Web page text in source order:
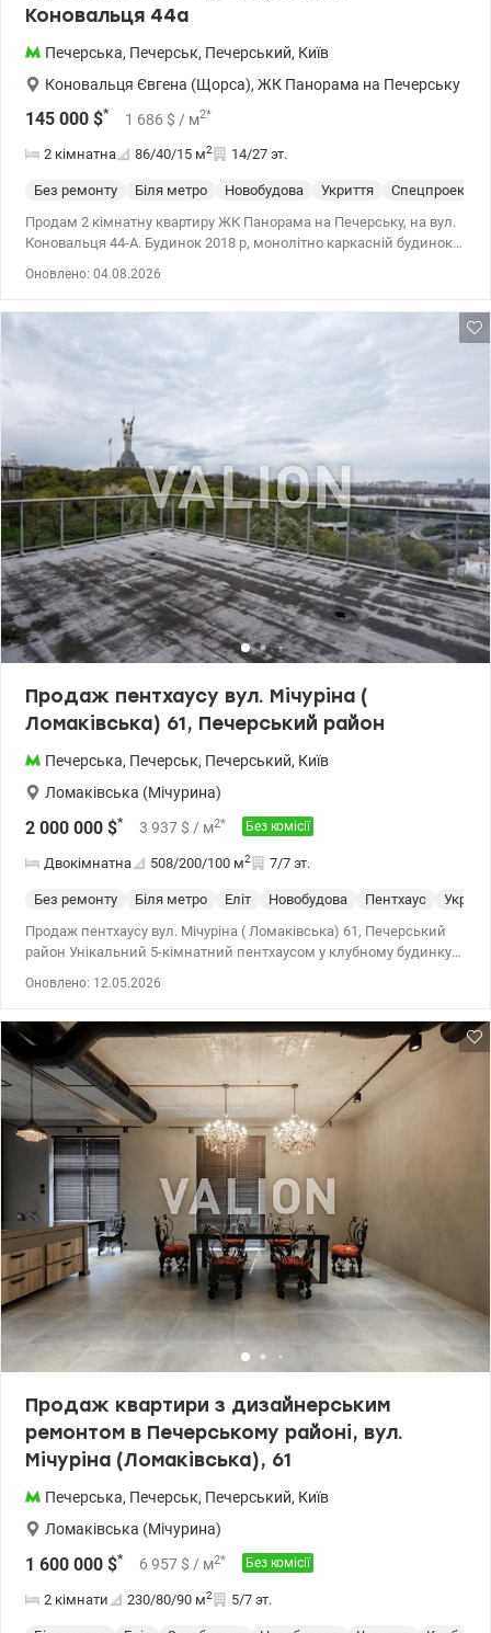
Коновальця 44а
Печерська, Печерськ, Печерський, Київ
Коновальця Євгена (Щорса), ЖК Панорама на Печерську
145 000 $* 1 686 $ / м2*
2 кімнатна 86/40/15 м2 14/27 эт.
Без ремонту Біля метро Новобудова Укриття Спецпроект
Продам 2 кімнатну квартиру ЖК Панорама на Печерську, на вул.
Коновальця 44-А. Будинок 2018 р, монолітно каркасній будинокі
кімнатну. - Два санвузли, є балкон. - Стан квартири, після
власного проживання, так і під оренду. - 3 ліфти в під’їзді. ЖК з
закритою територією та власною інфраструктурою: цілодобова
охорона, камери по периметру, консьєрж сервіс, дитячі
майданчики, магазини, салони, підземний паркінг. Ідеальна
локація, 5 хв до метро Печерська. Чудовва пропозиція в центрі
міста в обжитому комплексі. Ціна 145 000 у.о Печерський район.
вул. Коновальця 44-А. ЖК Панорама на Печерську Світална, тел.
096-126-02-44 valion.ua/1152910
Оновлено: 04.08.2026
Продаж пентхаусу вул. Мічуріна (
Ломаківська) 61, Печерський район
Печерська, Печерськ, Печерський, Київ
Ломаківська (Мічурина)
2 000 000 $* 3 937 $ / м2* Без комісії
Двокімнатна 508/200/100 м2 7/7 эт.
Без ремонту Біля метро Еліт Новобудова Пентхаус
Продаж пентхаусу вул. Мічуріна ( Ломаківська) 61, Печерський
район Унікальний 5-кімнатний пентхаусом у клубному будинку з
Великі панорамні вікна та максимум природного світла 2 великі
паркомісця у підземному паркінгу входять у вартість Переваги
будинку: -чотири житлові поверхи -монолітна залізобетонна
конструкція -лише 7 квартир -віконні системи Reynaers
-вентильований фасад Fundermax -ліфт Schindler на 12 осіб
-автономна система опалення Viessmann -центр очищення та
підготовки води -власний дитячий майданчик -всесезонний
відкритий басейн із пляжною зоною -спортивний зал із
тренажерами Technogym -BBQ-зона на терасі -приміщення для
зберігання велосипедів -цілодобова охорона та
відеоспостереження Локація поєднує приватність, тишу та
близькість до центру Києва — лише 50 метрів до одного з
найбільших парків столиці. 2000000 у.е., без комісії Моб. (096) 59-
43-044 Віта, valion.ua/1150368
Оновлено: 12.05.2026
Продаж квартири з дизайнерським
ремонтом в Печерському районі, вул.
Мічуріна (Ломаківська), 61
Печерська, Печерськ, Печерський, Київ
Ломаківська (Мічурина)
1 600 000 $* 6 957 $ / м2* Без комісії
2 кімнати 230/80/90 м2 5/7 эт.